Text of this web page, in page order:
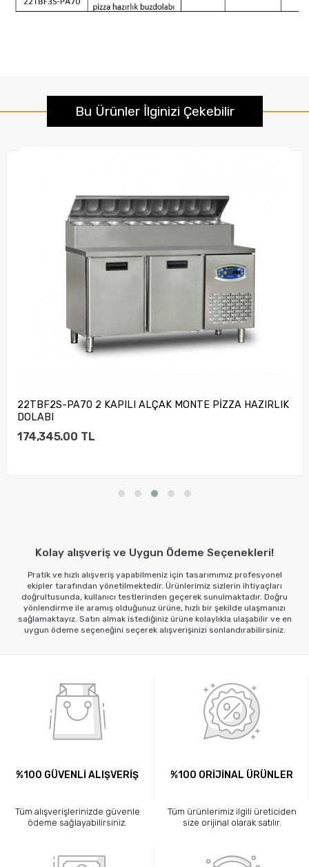
Bu Ürünler İlginizi Çekebilir
22TBF2S-PA70 2 KAPILI ALÇAK MONTE PİZZA HAZIRLIK
DOLABI
174,345.00 TL
Kolay alışveriş ve Uygun Ödeme Seçenekleri!
Pratik ve hızlı alışveriş yapabilmeniz için tasarımımız profesyonel
ekipler tarafından yönetilmektedir. Ürünlerimiz sizlerin ihtiyaçları
doğrultusunda, kullanıcı testlerinden geçerek sunulmaktadır. Doğru
yönlendirme ile aramış olduğunuz ürüne, hızlı bir şekilde ulaşmanızı
sağlamaktayız. Satın almak istediğiniz ürüne kolaylıkla ulaşabilir ve en
uygun ödeme seçeneğini seçerek alışverişinizi sonlandırabilirsiniz.
%100 GÜVENLİ ALIŞVERİŞ
Tüm alışverişlerinizde güvenle
ödeme sağlayabilirsiniz.
%100 ORİJİNAL ÜRÜNLER
Tüm ürünlerimiz ilgili üreticiden
size orijinal olarak satılır.